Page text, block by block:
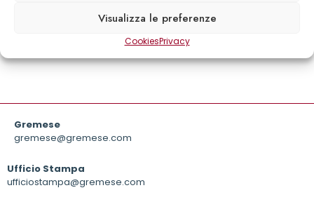
Visualizza le preferenze
CookiesPrivacy
Attilio Piovano
Gremese
gremese@gremese.com
Ufficio Stampa
ufficiostampa@gremese.com